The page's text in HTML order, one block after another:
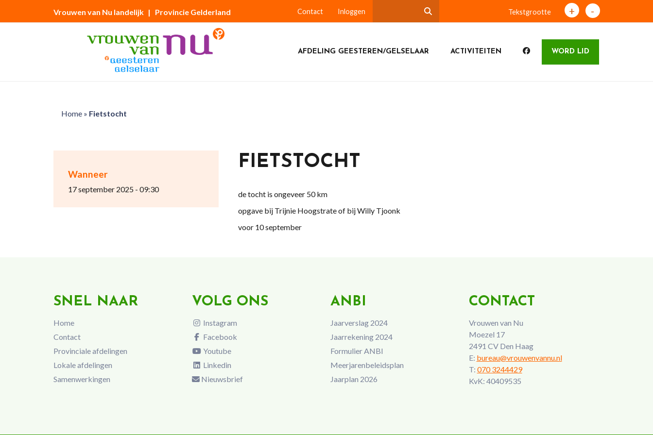
Vrouwen van Nu landelijk | Provincie Gelderland Contact Inloggen Tekstgrootte + -
AFDELING GEESTEREN/GELSELAAR ACTIVITEITEN WORD LID
Home» Fietstocht
Wanneer
17 september 2025 - 09:30
FIETSTOCHT
de tocht is ongeveer 50 km
opgave bij Trijnie Hoogstrate of bij Willy Tjoonk
voor 10 september
SNEL NAAR
Home
Contact
Provinciale afdelingen
Lokale afdelingen
Samenwerkingen
VOLG ONS
Instagram
Facebook
Youtube
Linkedin
Nieuwsbrief
ANBI
Jaarverslag 2024
Jaarrekening 2024
Formulier ANBI
Meerjarenbeleidsplan
Jaarplan 2026
CONTACT
Vrouwen van Nu
Moezel 17
2491 CV Den Haag
E: bureau@vrouwenvannu.nl
T: 070 3244429
KvK: 40409535